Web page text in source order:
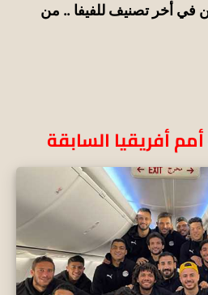
في أخر تصنيف للفيفا .. من
أفريقيا السابقة